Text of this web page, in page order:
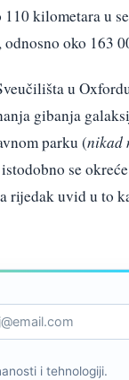
kilometara u
oko 163
u
gibanja
parku (nikad
se
rijedak uvid u to
i tehnologiji.